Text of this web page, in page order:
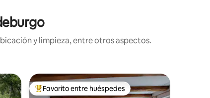
y limpieza, entre otros aspectos.
De los mejores en Favorito entre huéspedes
Favorito entre huéspedes